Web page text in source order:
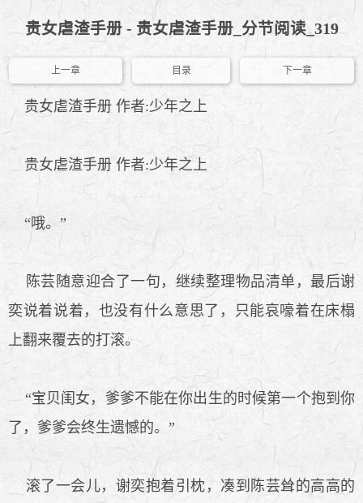
贵女虐渣手册 - 贵女虐渣手册_分节阅读_319
上一章 目录 下一章
贵女虐渣手册 作者:少年之上
贵女虐渣手册 作者:少年之上
“哦。”
陈芸随意迎合了一句，继续整理物品清单，最后谢
奕说着说着，也没有什么意思了，只能哀嚎着在床榻
上翻来覆去的打滚。
“宝贝闺女，爹爹不能在你出生的时候第一个抱到你
了，爹爹会终生遗憾的。”
滚了一会儿，谢奕抱着引枕，凑到陈芸耸的高高的